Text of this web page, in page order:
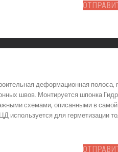
деформационная
швов. Монтируется шпонка
схемами, описанными в
используется для